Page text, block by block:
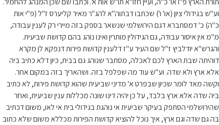
וע"ש בגידולי ציון (או' ו') שכתבו דבתוה"א להג"ר מאיר קליערס ז"ל (פ"י אות
כ"ה) כ' דמסתברא דגם הירושלמי שנשאר בספק בזה מיירי רק לענין עבודה,
מ"מ אין איסור עבודה, גם הגידולין מותרין ואינו נוהג בהם קדושת שביעית.
והגרש"א יודלביץ ז"ל שם העיר ע"ז דלענין קדושת פירות דנפקא לן מקרא
דוהיתה שבת הארץ לכם לאכלה, מסתבר שנוהג גם בבית, כיון דלא כתיב ביה
אלא ארץ ולא שדה. וע"ש עוד מה שפלפל בזה. ושהאריך בזה במקום אחר.
וקשה מאד לומר שכיון שבפרט א' מדיני שביעית שהוא קדושת פירות, לא כתיב
ביה שדה אלא ארץ בלבד, על כן יהיה דינו שונה מכללות ענין שביעית, ואחר
שהירושלמי הסתפק בעיקר שביעית אי נוהגת בגידולי בית אי לאו, משום דכתיב
בה גם שדה וגם ארץ, איך נוכל להוציא קדושת הפירות מכללא משום שלא כתוב